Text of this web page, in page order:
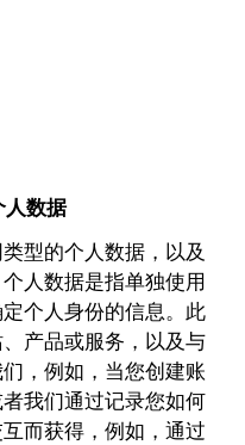
人数据
型的个人数据，以及
人数据是指单独使用
个人身份的信息。此
产品或服务，以及与
，例如，当您创建账
我们通过记录您如何
而获得，例如，通过